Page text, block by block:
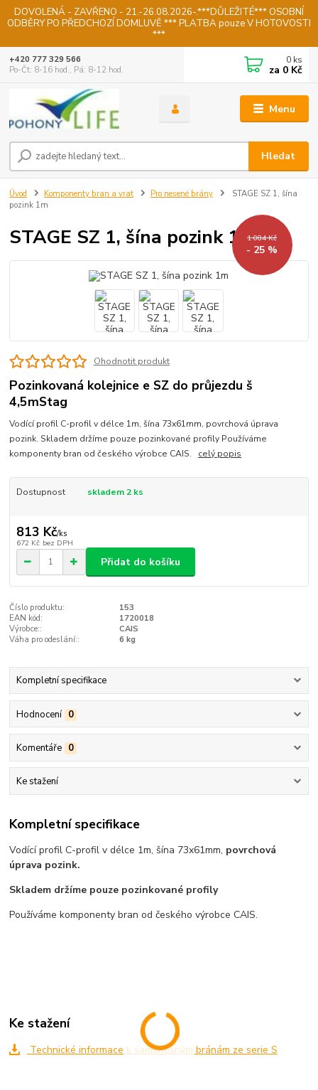
DOVOLENÁ - ZAVŘENO - 21.-26.08.2026-.***DŮLEŽITÉ*** OSOBNÍ
ODBĚRY PO PŘEDCHOZÍ DOMLUVĚ *** PLATBA pouze V HOTOVOSTI
***
Menu
Hledat
+420 777 329 566
Po-Čt: 8-16 hod., Pá: 8-12 hod.
0 ks
za 0 Kč
Úvod Komponenty bran a vrat Pro nesené brány
STAGE SZ 1, šína
pozink 1m
STAGE SZ 1, šína pozink 1m1 084 Kč
- 25 %
Ohodnotit produkt
Pozinkovaná kolejnice e SZ do průjezdu š
4,5mStag
Vodící profil C-profil v délce 1m, šína 73x61mm, povrchová úprava
pozink. Skladem držíme pouze pozinkované profily Používáme
komponenty bran od českého výrobce CAIS. celý popis
Dostupnost skladem 2 ks
813 Kč/ks
672 Kč bez DPH
Přidat do košíku
Číslo produktu:
153
EAN kód:
1720018
Výrobce::
CAIS
Váha pro odeslání::
6 kg
Kompletní specifikace
Hodnocení 0
Komentáře 0
Ke stažení
Kompletní specifikace
Vodící profil C-profil v délce 1m, šína 73x61mm, povrchová
úprava pozink.
Skladem držíme pouze pozinkované profily
Používáme komponenty bran od českého výrobce CAIS.
Ke stažení
Technické informace k samonosným bránám ze serie S